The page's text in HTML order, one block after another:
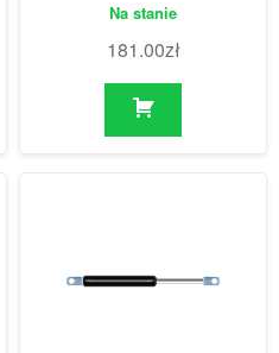
Na stanie
181.00zł